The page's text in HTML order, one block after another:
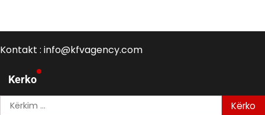
Kontakt : info@kfvagency.com
Kerko
Kërko